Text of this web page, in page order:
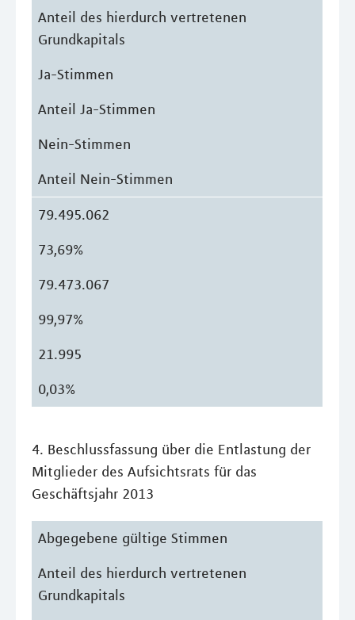
Anteil des hierdurch vertretenen
Grundkapitals
Ja-Stimmen
Anteil Ja-Stimmen
Nein-Stimmen
Anteil Nein-Stimmen
79.495.062
73,69%
79.473.067
99,97%
21.995
0,03%
4. Beschlussfassung über die Entlastung der
Mitglieder des Aufsichtsrats für das
Geschäftsjahr 2013
Abgegebene gültige Stimmen
Anteil des hierdurch vertretenen
Grundkapitals